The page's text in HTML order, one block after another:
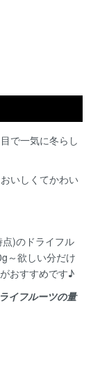
で一気に冬らし
いしくてかわい
)のドライフル
～欲しい分だけ
おすすめです♪
イフルーツの量